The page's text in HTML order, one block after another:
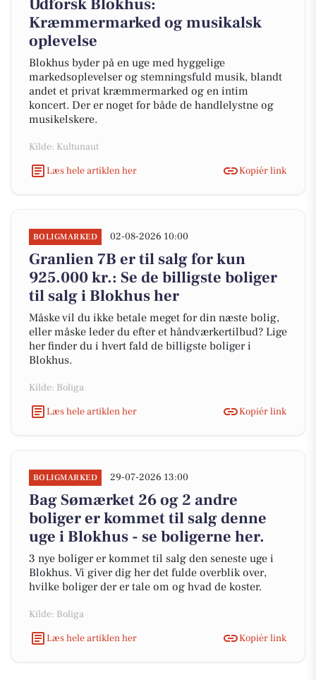
Udforsk Blokhus:
Kræmmermarked og musikalsk
oplevelse
Blokhus byder på en uge med hyggelige
markedsoplevelser og stemningsfuld musik, blandt
andet et privat kræmmermarked og en intim
koncert. Der er noget for både de handlelystne og
musikelskere.
Kilde: Kultunaut
Læs hele artiklen her
Kopiér link
BOLIGMARKED 02-08-2026 10:00
Granlien 7B er til salg for kun
925.000 kr.: Se de billigste boliger
til salg i Blokhus her
Måske vil du ikke betale meget for din næste bolig,
eller måske leder du efter et håndværkertilbud? Lige
her finder du i hvert fald de billigste boliger i
Blokhus.
Kilde: Boliga
Læs hele artiklen her
Kopiér link
BOLIGMARKED 29-07-2026 13:00
Bag Sømærket 26 og 2 andre
boliger er kommet til salg denne
uge i Blokhus - se boligerne her.
3 nye boliger er kommet til salg den seneste uge i
Blokhus. Vi giver dig her det fulde overblik over,
hvilke boliger der er tale om og hvad de koster.
Kilde: Boliga
Læs hele artiklen her
Kopiér link